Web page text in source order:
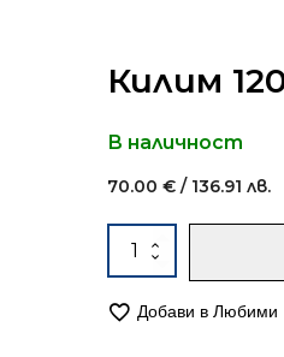
Килим
В наличност
70.00€ / 136.91 лв.
количество
за
120/170
Добави в Любими